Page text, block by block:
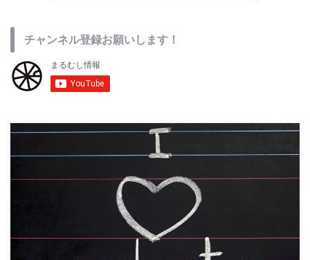
チャンネル登録お願いします！